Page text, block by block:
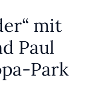
mit
Paul
Park